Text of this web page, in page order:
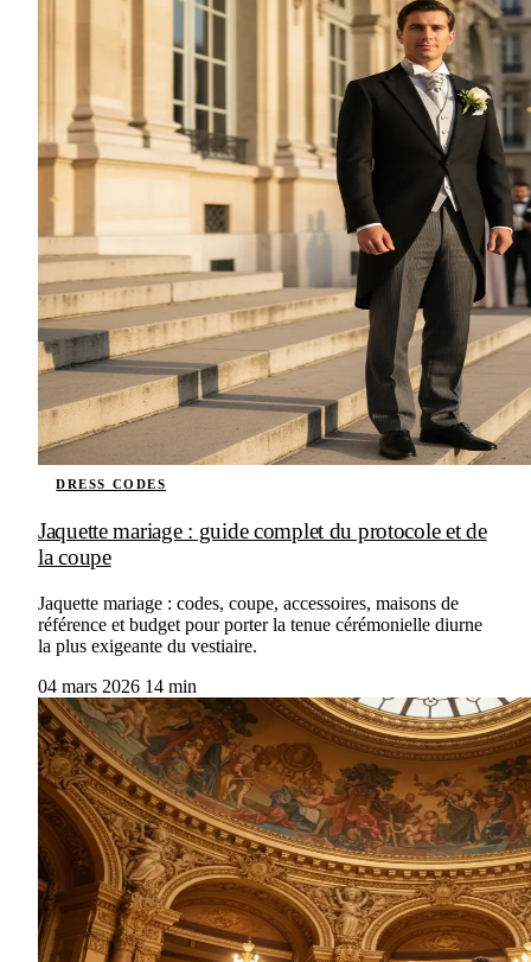
DRESS CODES
Jaquette mariage : guide complet du protocole et de
la coupe
Jaquette mariage : codes, coupe, accessoires, maisons de
référence et budget pour porter la tenue cérémonielle diurne
la plus exigeante du vestiaire.
04 mars 2026 14 min